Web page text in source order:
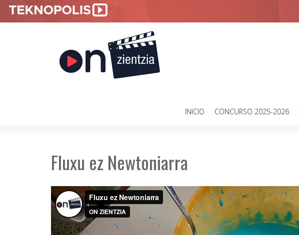
SKIP
INICIO CONCURSO 2025-2026
Fluxu ez Newtoniarra